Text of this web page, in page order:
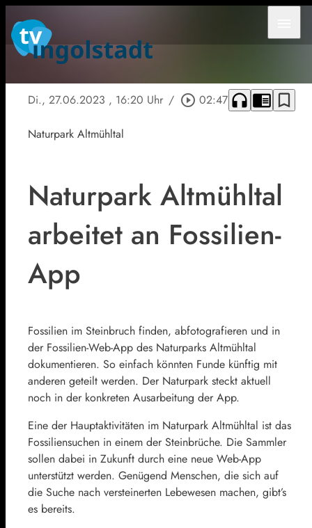
Di., 27.06.2023 , 16:20 Uhr / play_circle_outline 02:47 headphones chrome_reader_mode bookmark_border
Naturpark Altmühltal
Naturpark Altmühltal
arbeitet an Fossilien-
App
Fossilien im Steinbruch finden, abfotografieren und in
der Fossilien-Web-App des Naturparks Altmühltal
dokumentieren. So einfach könnten Funde künftig mit
anderen geteilt werden. Der Naturpark steckt aktuell
noch in der konkreten Ausarbeitung der App.
Eine der Hauptaktivitäten im Naturpark Altmühltal ist das
Fossiliensuchen in einem der Steinbrüche. Die Sammler
sollen dabei in Zukunft durch eine neue Web-App
unterstützt werden. Genügend Menschen, die sich auf
die Suche nach versteinerten Lebewesen machen, gibt’s
es bereits.